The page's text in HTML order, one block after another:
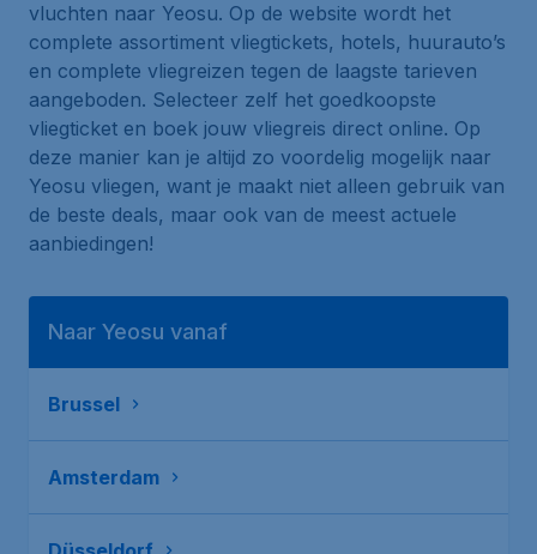
vluchten naar Yeosu. Op de website wordt het
complete assortiment vliegtickets, hotels, huurauto’s
en complete vliegreizen tegen de laagste tarieven
aangeboden. Selecteer zelf het goedkoopste
vliegticket en boek jouw vliegreis direct online. Op
deze manier kan je altijd zo voordelig mogelijk naar
Yeosu vliegen, want je maakt niet alleen gebruik van
de beste deals, maar ook van de meest actuele
aanbiedingen!
Naar Yeosu vanaf
Brussel
Amsterdam